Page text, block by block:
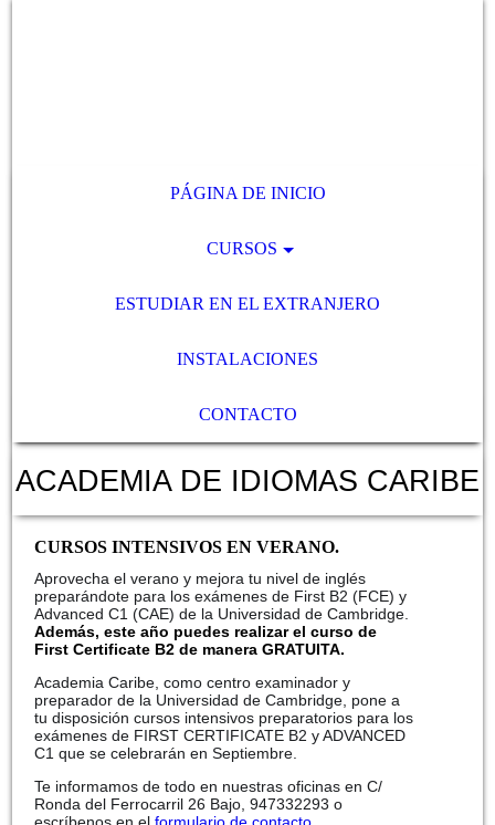
PÁGINA DE INICIO
CURSOS
ESTUDIAR EN EL EXTRANJERO
INSTALACIONES
CONTACTO
ACADEMIA DE IDIOMAS CARIBE
CURSOS INTENSIVOS EN VERANO.
Aprovecha el verano y mejora tu nivel de inglés
preparándote para los exámenes de First B2 (FCE) y
Advanced C1 (CAE) de la Universidad de Cambridge.
Además, este año puedes realizar el curso de
First Certificate B2 de manera GRATUITA.
Academia Caribe, como centro examinador y
preparador de la Universidad de Cambridge, pone a
tu disposición cursos intensivos preparatorios para los
exámenes de FIRST CERTIFICATE B2 y ADVANCED
C1 que se celebrarán en Septiembre.
Te informamos de todo en nuestras oficinas en C/
Ronda del Ferrocarril 26 Bajo, 947332293 o